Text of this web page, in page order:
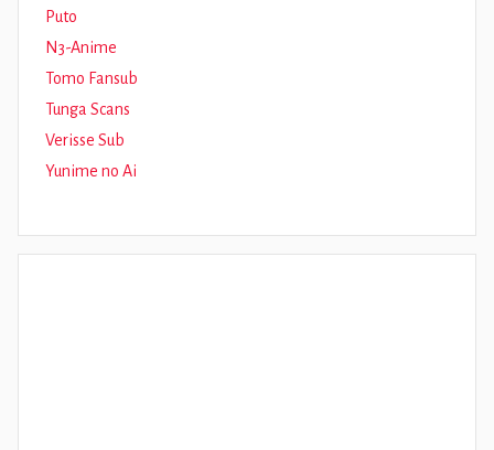
Puto
N3-Anime
Tomo Fansub
Tunga Scans
Verisse Sub
Yunime no Ai